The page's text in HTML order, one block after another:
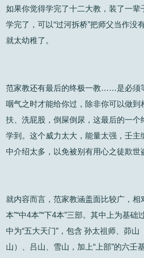
如果你觉得学完了十二大教，装了一辈
学完了，可以“过河拆桥”把师父当作没
就太幼稚了。
范家教还有最后的终极一教……是必须
咽气之时才能给你过，除非你可以做到
扶、洗屁股，倒屎倒尿，这最后的一个
学到。这个威力太大，能量太强，壬主
中介绍太多，以免被别有用心之徒欺世
就内容而言，范家教涵盖面比较广，相
本”“中4本”“下4本”三部。其中上为基础
中为“五大天门”，包含 孙太祖师、茆山
山）、吕山、雪山，加上“上部”的六壬